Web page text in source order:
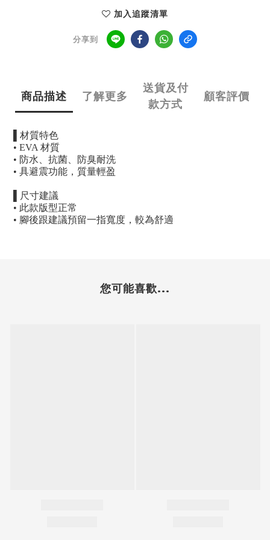
加入追蹤清單
分享到
商品描述 了解更多
送貨及付
款方式
顧客評價
材質特色
• EVA 材質
• 防水、抗菌、防臭耐洗
• 具避震功能，質量輕盈
尺寸建議
• 此款版型正常
• 腳後跟建議預留一指寬度，較為舒適
您可能喜歡...